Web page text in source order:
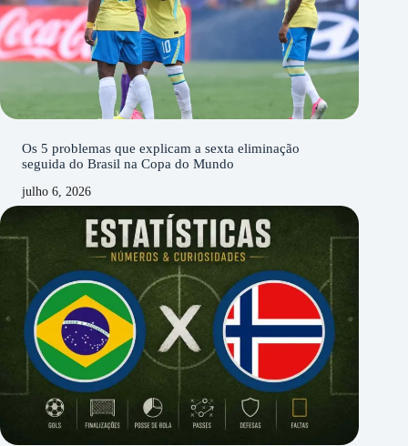
Os 5 problemas que explicam a sexta eliminação
seguida do Brasil na Copa do Mundo
julho 6, 2026